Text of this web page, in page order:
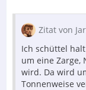
Zitat von
Ich schüttel
um eine Zarge,
wird. Da wird
Tonnenweise